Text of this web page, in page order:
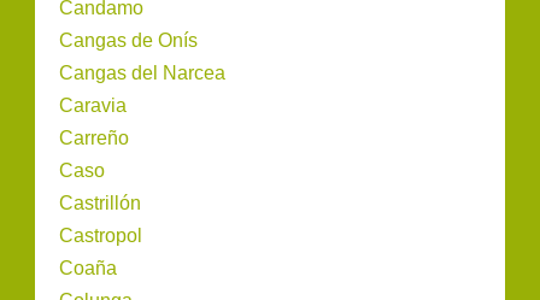
Candamo
Cangas de Onís
Cangas del Narcea
Caravia
Carreño
Caso
Castrillón
Castropol
Coaña